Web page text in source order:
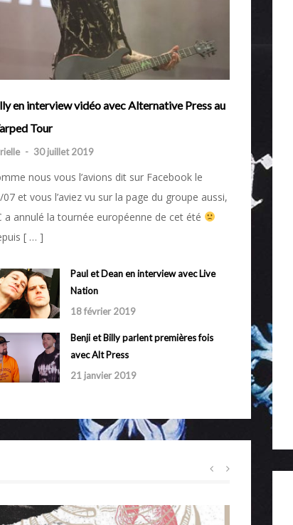
en interview vidéo avec Alternative Press au
Tour
- 30 juillet 2019
nous vous l’avions dit sur Facebook le
07 et vous l’aviez vu sur la page du groupe aussi,
a annulé la tournée européenne de cet été
[ … ]
Paul et Dean en interview avec Live
Nation
18 février 2019
Benji et Billy parlent premières fois
avec Alt Press
21 janvier 2019